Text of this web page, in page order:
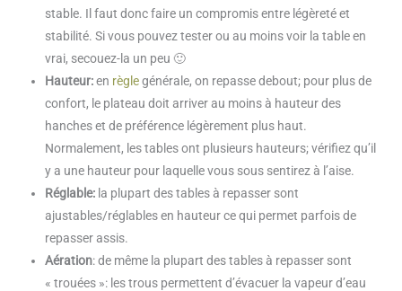
stable. Il faut donc faire un compromis entre légèreté et
stabilité. Si vous pouvez tester ou au moins voir la table en
vrai, secouez-la un peu 🙂
Hauteur:en règlegénérale, on repasse debout; pour plus de
confort, le plateau doit arriver au moins à hauteur des
hanches et de préférence légèrement plus haut.
Normalement, les tables ont plusieurs hauteurs; vérifiez qu’il
y a une hauteur pour laquelle vous sous sentirez à l’aise.
Réglable: la plupart des tables à repasser sont
ajustables/réglables en hauteur ce qui permet parfois de
repasser assis.
Aération: de même la plupart des tables à repasser sont
« trouées »: les trous permettent d’évacuer la vapeur d’eau